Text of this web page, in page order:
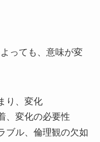
っても、意味が変
り、変化
、変化の必要性
ブル、倫理観の欠如